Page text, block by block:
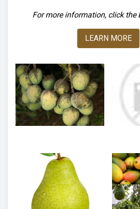
For more information, click the
LEARN MORE